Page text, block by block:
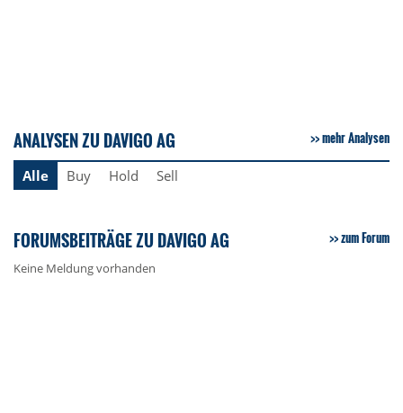
ANALYSEN ZU DAVIGO AG mehr Analysen
Alle Buy Hold Sell
FORUMSBEITRÄGE ZU DAVIGO AG zum Forum
Keine Meldung vorhanden